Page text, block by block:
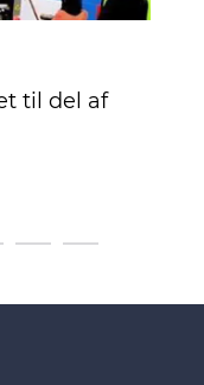
til del af